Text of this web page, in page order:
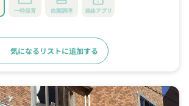
一時保育 自園調理 連絡アプリ
気になるリストに追加する